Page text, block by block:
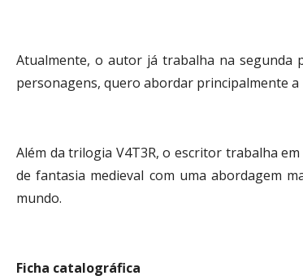
Atualmente, o autor já trabalha na segunda
personagens, quero abordar principalmente a
Além da trilogia V4T3R, o escritor trabalha
de fantasia medieval com uma abordagem
mundo.
Ficha catalográfica